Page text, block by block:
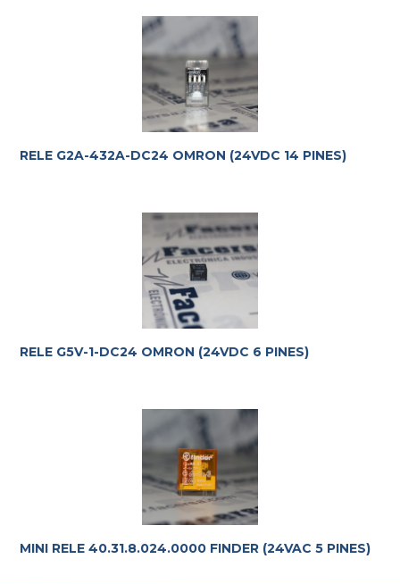
RELE G2A-432A-DC24 OMRON (24VDC 14 PINES)
RELE G5V-1-DC24 OMRON (24VDC 6 PINES)
MINI RELE 40.31.8.024.0000 FINDER (24VAC 5 PINES)
Te ayudamos con la elección más adecuada
requerimientos.